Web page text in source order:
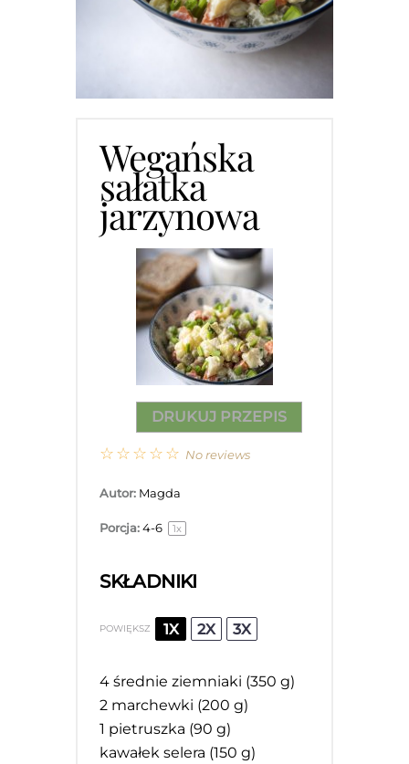
Wegańska
sałatka
jarzynowa
DRUKUJ PRZEPIS
☆
☆
☆
☆
☆ No reviews
Autor: Magda
Porcja: 4-6 1x
SKŁADNIKI
POWIĘKSZ 1X 2X 3X
4 średnie ziemniaki (350 g)
2 marchewki (200 g)
1 pietruszka (90 g)
kawałek selera (150 g)